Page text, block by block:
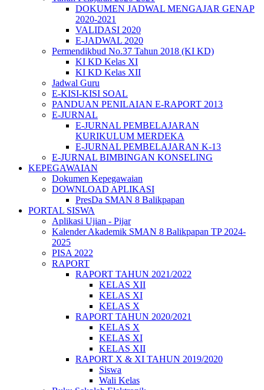
DOKUMEN JADWAL MENGAJAR GENAP
2020-2021
VALIDASI 2020
E-JADWAL 2020
Permendikbud No.37 Tahun 2018 (KI KD)
KI KD Kelas XI
KI KD Kelas XII
Jadwal Guru
E-KISI-KISI SOAL
PANDUAN PENILAIAN E-RAPORT 2013
E-JURNAL
E-JURNAL PEMBELAJARAN
KURIKULUM MERDEKA
E-JURNAL PEMBELAJARAN K-13
E-JURNAL BIMBINGAN KONSELING
KEPEGAWAIAN
Dokumen Kepegawaian
DOWNLOAD APLIKASI
PresDa SMAN 8 Balikpapan
PORTAL SISWA
Aplikasi Ujian - Pijar
Kalender Akademik SMAN 8 Balikpapan TP 2024-
2025
PISA 2022
RAPORT
RAPORT TAHUN 2021/2022
KELAS XII
KELAS XI
KELAS X
RAPORT TAHUN 2020/2021
KELAS X
KELAS XI
KELAS XII
RAPORT X & XI TAHUN 2019/2020
Siswa
Wali Kelas